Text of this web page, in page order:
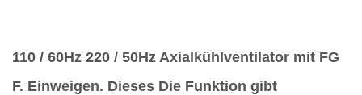
110 / 60Hz 220 / 50Hz Axialkühlventilator mit FG
F. Einweigen. Dieses Die Funktion gibt